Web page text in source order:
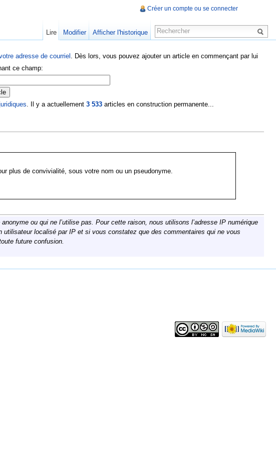
adresse de courriel . Dès lors, vous pouvez ajouter un article en commençant par lui
ce champ:
. Il y a actuellement 3 533articles en construction permanente...
plus de convivialité, sous votre nom ou un pseudonyme.
ou qui ne l’utilise pas. Pour cette raison, nous utilisons l’adresse IP numérique
localisé par IP et si vous constatez que des commentaires qui ne vous
future confusion.
Créer un compte ou se connecter
Lire Modifier Afficher l'historique